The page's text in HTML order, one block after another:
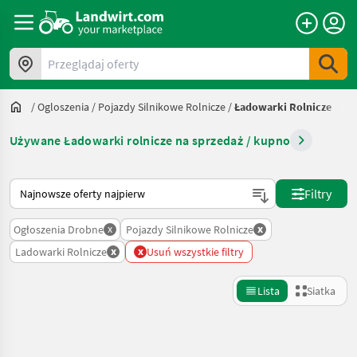
Przeglądaj oferty
/Ogloszenia / Pojazdy Silnikowe Rolnicze /Ładowarki Rolnicze
Używane Ładowarki rolnicze na sprzedaż / kupno
Tak sortuje się na Landwirt.com
Filtry
Ogłoszenia Drobne x Pojazdy Silnikowe Rolnicze x
Ladowarki Rolnicze x x Usuń wszystkie filtry
Lista Siatka